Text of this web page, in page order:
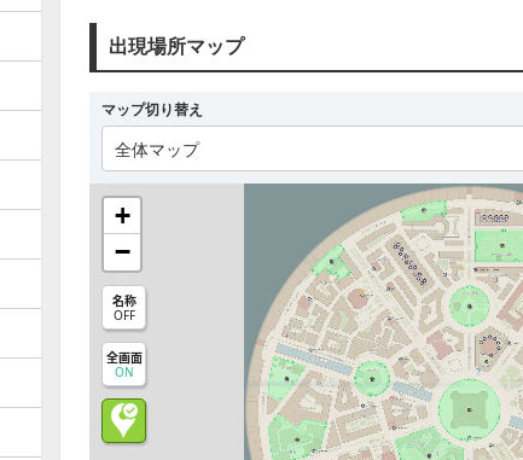
出現場所マップ
マップ切り替え
全体マップ
+
−
名称
OFF
全画面
ON